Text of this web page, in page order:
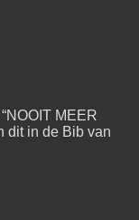
MEER
dit in de Bib van